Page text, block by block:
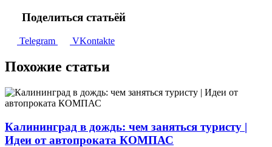
Поделиться статьёй
Telegram VKontakte
Похожие статьи
Калининград в дождь: чем заняться туристу |
Идеи от автопроката КОМПАС